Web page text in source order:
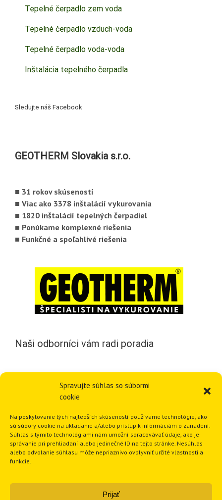
Spravujte súhlas so súbormi
cookie
Na poskytovanie tých najlepších skúseností používame technológie, ako
sú súbory cookie na ukladanie a/alebo prístup k informáciám o zariadení.
Súhlas s týmito technológiami nám umožní spracovávať údaje, ako je
správanie pri prehliadaní alebo jedinečné ID na tejto stránke. Nesúhlas
alebo odvolanie súhlasu môže nepriaznivo ovplyvniť určité vlastnosti a
funkcie.
Prijať
Tepelné čerpadlo zem voda
Tepelné čerpadlo vzduch-voda
Tepelné čerpadlo voda-voda
Inštalácia tepelného čerpadla
Sledujte náš Facebook
GEOTHERM Slovakia s.r.o.
■ 31 rokov skúseností
■ Viac ako 3378 inštalácií vykurovania
■ 1820 inštalácií tepelných čerpadiel
■ Ponúkame komplexné riešenia
■ Funkčné a spoľahlivé riešenia
Naši odborníci vám radi poradia
Vám navrhnú najvhodnejší typ tepelného
vyčíslenou štátnou dotáciou.
Odborný návrh …